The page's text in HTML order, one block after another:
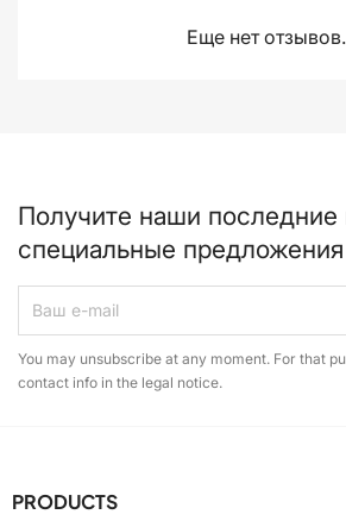
Еще нет отзывов.
Получите наши последние
специальные предложения
You may unsubscribe at any moment. For that
contact info in the legal notice.
PRODUCTS